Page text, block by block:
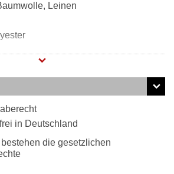
Leinen
in Deutschland
die gesetzlichen